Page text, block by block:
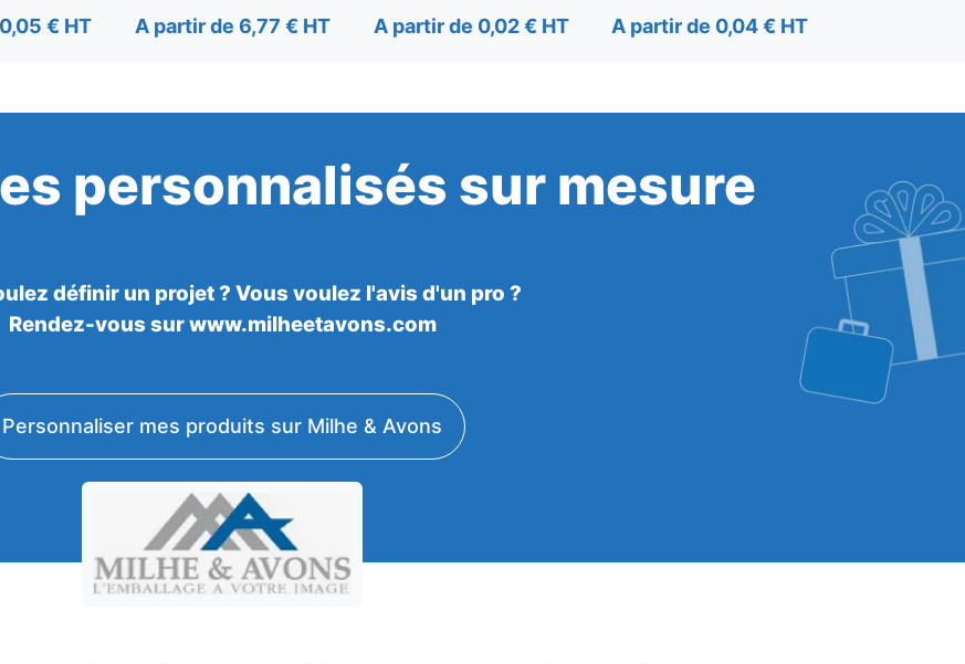
€ HT A partir de 6,77 € HT A partir de 0,02 € HT A partir de 0,04 € HT
personnalisés sur mesure
définir un projet ? Vous voulez l'avis d'un pro ?
Rendez-vous sur www.milheetavons.com
Personnaliser mes produits sur Milhe & Avons